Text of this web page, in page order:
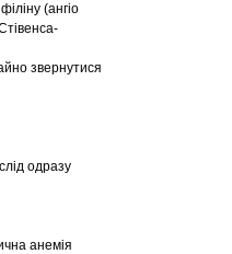
(ангіо
звернутися
одразу
анемія